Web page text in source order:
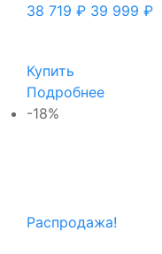
38 719 ₽ 39 999 ₽
Купить
Подробнее
-18%
Распродажа!